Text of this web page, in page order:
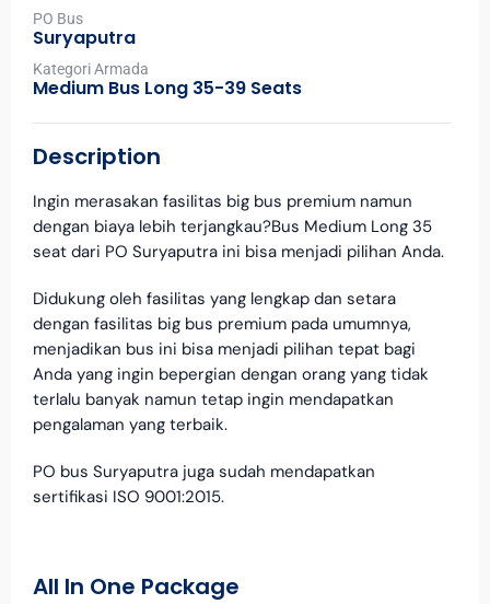
PO Bus
Suryaputra
Kategori Armada
Medium Bus Long 35-39 Seats
Description
Ingin merasakan fasilitas big bus premium namun
dengan biaya lebih terjangkau?Bus Medium Long 35
seat dari PO Suryaputra ini bisa menjadi pilihan Anda.
Didukung oleh fasilitas yang lengkap dan setara
dengan fasilitas big bus premium pada umumnya,
menjadikan bus ini bisa menjadi pilihan tepat bagi
Anda yang ingin bepergian dengan orang yang tidak
terlalu banyak namun tetap ingin mendapatkan
pengalaman yang terbaik.
PO bus Suryaputra juga sudah mendapatkan
sertifikasi ISO 9001:2015.
All In One Package